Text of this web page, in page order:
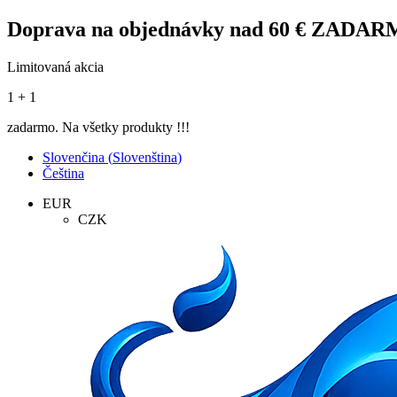
Doprava na objednávky nad 60 €
Limitovaná akcia
1 + 1
zadarmo. Na všetky produkty !!!
Slovenčina (Slovenština)
Čeština
EUR
CZK